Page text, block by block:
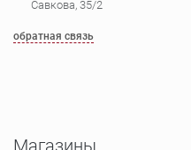
Савкова, 35/2
обратная связь
Магазины